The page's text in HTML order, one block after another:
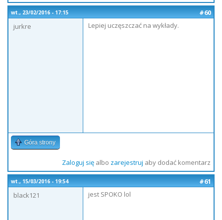
wt., 23/02/2016 - 17:15
#60
jurkre
Lepiej uczęszczać na wykłady.
Góra strony
Zaloguj sięalbo zarejestruj aby dodać komentarz
wt., 15/03/2016 - 19:54
#61
black121
jest SPOKO lol